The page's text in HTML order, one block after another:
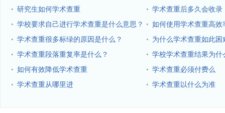
· 研究生如何学术查重 · 学术查重后多久会收录
· 学校要求自己进行学术查重是什么意思？ · 如何使用学术查重高效
重？
· 学术查重很多标绿的原因是什么？ · 为什么学术查重如此困
· 学术查重段落重复率是什么？ · 学校学术查重结果为什
· 如何有效降低学术查重 · 学术查重必须付费么
· 学术查重从哪里进 · 学术查重以什么为准